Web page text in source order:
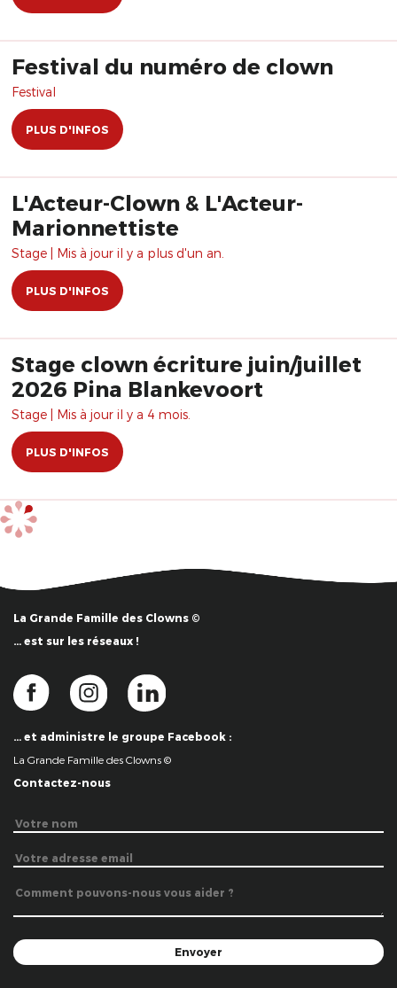
Festival du numéro de clown
Festival
PLUS D'INFOS
L'Acteur-Clown & L'Acteur-
Marionnettiste
Stage | Mis à jour il y a plus d'un an.
PLUS D'INFOS
Stage clown écriture juin/juillet
2026 Pina Blankevoort
Stage | Mis à jour il y a 4 mois.
PLUS D'INFOS
La Grande Famille des Clowns ©
… est sur les réseaux !
… et administre le groupe Facebook :
La Grande Famille des Clowns ©
Contactez-nous